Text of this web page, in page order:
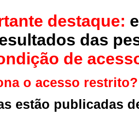
destaque:
das
de
o acesso restrito?
estão publicadas